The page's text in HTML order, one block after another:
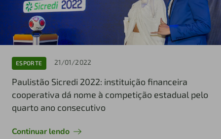
ESPORTE 21/01/2022
Paulistão Sicredi 2022: instituição financeira
cooperativa dá nome à competição estadual pelo
quarto ano consecutivo
Continuar lendo